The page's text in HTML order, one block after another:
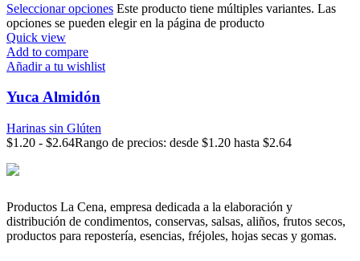
Seleccionar opciones Este producto tiene múltiples variantes. Las
opciones se pueden elegir en la página de producto
Quick view
Add to compare
Añadir a tu wishlist
Yuca Almidón
Harinas sin Glúten
$1.20 - $2.64Rango de precios: desde $1.20 hasta $2.64
Productos La Cena, empresa dedicada a la elaboración y
distribución de condimentos, conservas, salsas, aliños, frutos secos,
productos para repostería, esencias, fréjoles, hojas secas y gomas.